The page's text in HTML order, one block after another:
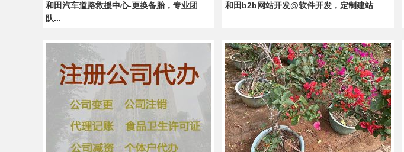
和田汽车道路救援中心-更换备胎，专业团
队...
和田b2b网站开发@软件开发，定制建站